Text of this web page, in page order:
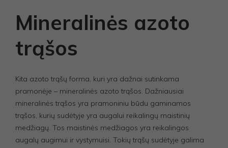
Mineralinės azoto
trąšos
Kita azoto trąšų forma, kuri yra dažnai sutinkama
pramonėje – mineralinės azoto trąšos. Dažniausiai
mineralinės trąšos yra pramoniniu būdu gaminamos
trąšos, kurių sudėtyje yra augalui reikalingų maistinių
medžiagų. Tos maistinės medžiagos yra reikalingos
augalų augimui ir vystymuisi. Tokių trąšų sudėtyje galima